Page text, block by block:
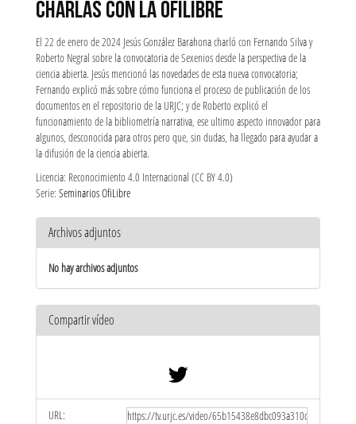
CHARLAS CON LA OFILIBRE
El 22 de enero de 2024 Jesús González Barahona charló con Fernando Silva y
Roberto Negral sobre la convocatoria de Sexenios desde la perspectiva de la
ciencia abierta. Jesús mencionó las novedades de esta nueva convocatoria;
Fernando explicó más sobre cómo funciona el proceso de publicación de los
documentos en el repositorio de la URJC; y de Roberto explicó el
funcionamiento de la bibliometría narrativa, ese ultimo aspecto innovador para
algunos, desconocida para otros pero que, sin dudas, ha llegado para ayudar a
la difusión de la ciencia abierta.
Licencia: Reconocimiento 4.0 Internacional (CC BY 4.0)
Serie: Seminarios OfiLibre
Archivos adjuntos
No hay archivos adjuntos
Compartir vídeo
URL: